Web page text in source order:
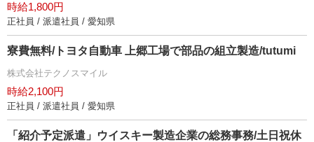
時給1,800円
正社員 / 派遣社員 / 愛知県
寮費無料/トヨタ自動車 上郷工場で部品の組立製造/tutumi
株式会社テクノスマイル
時給2,100円
正社員 / 派遣社員 / 愛知県
「紹介予定派遣」ウイスキー製造企業の総務事務/土日祝休